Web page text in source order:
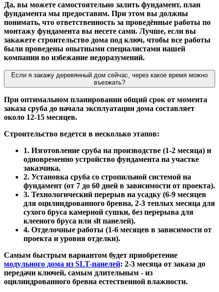
Да, вы можете самостоятельно залить фундамент, план
фундамента мы предоставим. При этом вы должны
понимать, что ответственность за проведённые работы по
монтажу фундамента вы несете сами. Лучше, если вы
закажете строительство дома под ключ, чтобы все работы
были проведены опытными специалистами нашей
компании во избежание недоразумений.
Если я закажу деревянный дом сейчас, через какое время можно
въезжать?
При оптимальном планировании общий срок от момента
заказа сруба до начала эксплуатации дома составляет
около 12-15 месяцев.
Строительство ведется в несколько этапов:
1. Изготовление сруба на производстве (1-2 месяца) и
одновременно устройство фундамента на участке
заказчика.
2. Установка сруба со стропильной системой на
фундамент (от 7 до 60 дней в зависимости от проекта).
3. Технологический перерыв на усадку (6-9 месяцев
для оцилиндрованного бревна, 2-3 теплых месяца для
сухого бруса камерной сушки, без перерыва для
клееного бруса или slt панелей).
4. Отделочные работы (1-6 месяцев в зависимости от
проекта и уровня отделки).
Самым быстрым вариантом будет приобретение
модульного дома из SLT-панелей: 2-3 месяца от заказа до
передачи ключей, самым длительным - из
оцилиндрованного бревна естественной влажности.